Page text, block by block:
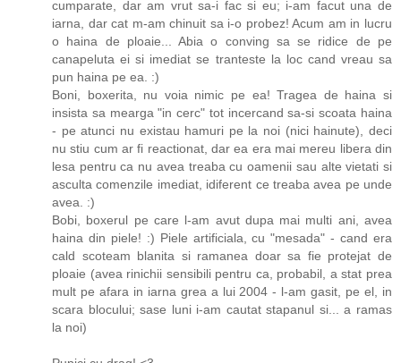
cumparate, dar am vrut sa-i fac si eu; i-am facut una de
iarna, dar cat m-am chinuit sa i-o probez! Acum am in lucru
o haina de ploaie... Abia o conving sa se ridice de pe
canapeluta ei si imediat se tranteste la loc cand vreau sa
pun haina pe ea. :)
Boni, boxerita, nu voia nimic pe ea! Tragea de haina si
insista sa mearga "in cerc" tot incercand sa-si scoata haina
- pe atunci nu existau hamuri pe la noi (nici hainute), deci
nu stiu cum ar fi reactionat, dar ea era mai mereu libera din
lesa pentru ca nu avea treaba cu oamenii sau alte vietati si
asculta comenzile imediat, idiferent ce treaba avea pe unde
avea. :)
Bobi, boxerul pe care l-am avut dupa mai multi ani, avea
haina din piele! :) Piele artificiala, cu "mesada" - cand era
cald scoteam blanita si ramanea doar sa fie protejat de
ploaie (avea rinichii sensibili pentru ca, probabil, a stat prea
mult pe afara in iarna grea a lui 2004 - l-am gasit, pe el, in
scara blocului; sase luni i-am cautat stapanul si... a ramas
la noi)